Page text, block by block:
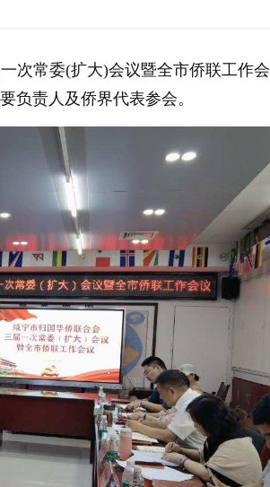
次常委(扩大)会议暨全市侨联工作
负责人及侨界代表参会。